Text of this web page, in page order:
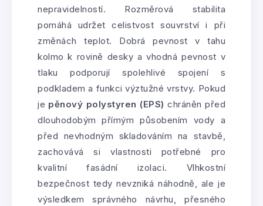
nepravidelností. Rozměrová stabilita
pomáhá udržet celistvost souvrství i při
změnách teplot. Dobrá pevnost v tahu
kolmo k rovině desky a vhodná pevnost v
tlaku podporují spolehlivé spojení s
podkladem a funkci výztužné vrstvy. Pokud
je pěnový polystyren (EPS) chráněn před
dlouhodobým přímým působením vody a
před nevhodným skladováním na stavbě,
zachovává si vlastnosti potřebné pro
kvalitní fasádní izolaci. Vlhkostní
bezpečnost tedy nevzniká náhodně, ale je
výsledkem správného návrhu, přesného